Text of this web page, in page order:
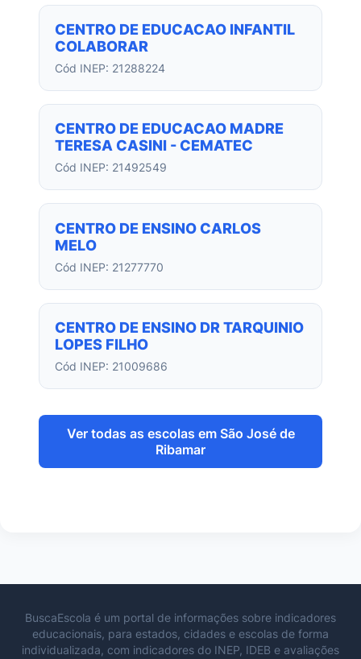
CENTRO DE EDUCACAO INFANTIL
COLABORAR
Cód INEP: 21288224
CENTRO DE EDUCACAO MADRE
TERESA CASINI - CEMATEC
Cód INEP: 21492549
CENTRO DE ENSINO CARLOS
MELO
Cód INEP: 21277770
CENTRO DE ENSINO DR TARQUINIO
LOPES FILHO
Cód INEP: 21009686
Ver todas as escolas em São José de
Ribamar
BuscaEscola é um portal de informações sobre indicadores
educacionais, para estados, cidades e escolas de forma
individualizada, com indicadores do INEP, IDEB e avaliações